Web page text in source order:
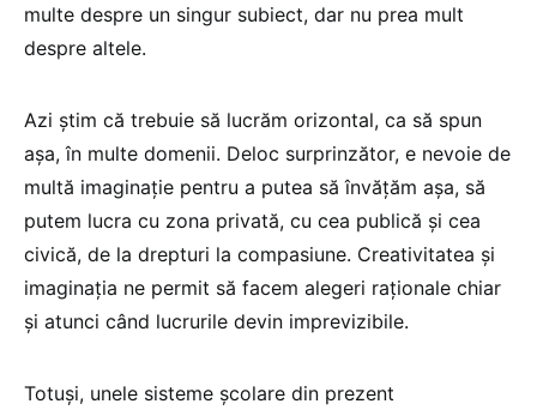
multe despre un singur subiect, dar nu prea mult
despre altele.
Azi știm că trebuie să lucrăm orizontal, ca să spun
așa, în multe domenii. Deloc surprinzător, e nevoie de
multă imaginație pentru a putea să învățăm așa, să
putem lucra cu zona privată, cu cea publică și cea
civică, de la drepturi la compasiune. Creativitatea și
imaginația ne permit să facem alegeri raționale chiar
și atunci când lucrurile devin imprevizibile.
Totuși, unele sisteme școlare din prezent